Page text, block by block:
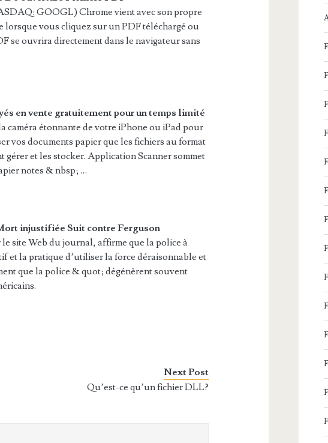
GOOGL) Chrome vient avec son propre
lorsque vous cliquez sur un PDF téléchargé ou
se ouvrira directement dans le navigateur sans
en vente gratuitement pour un temps limité
caméra étonnante de votre iPhone ou iPad pour
vos documents papier que les fichiers au format
et les stocker. Application Scanner sommet
notes & nbsp; …
injustifiée Suit contre Ferguson
site Web du journal, affirme que la police à
et la pratique d’utiliser la force déraisonnable et
que la police & quot; dégénèrent souvent
Next Post
Qu’est-ce qu’un fichier DLL?